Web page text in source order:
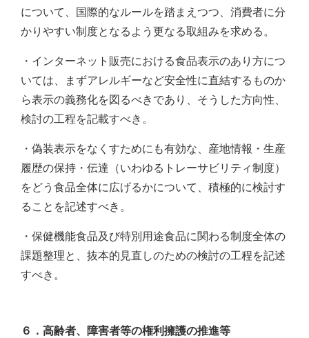
について、国際的なルールを踏まえつつ、消費者に分
かりやすい制度となるよう更なる取組みを求める。
・インターネット販売における食品表示のあり方につ
いては、まずアレルギーなど安全性に直結するものか
ら表示の義務化を図るべきであり、そうした方向性、
検討の工程を記載すべき。
・偽装表示をなくすためにも有効な、産地情報・生産
履歴の保持・伝達（いわゆるトレーサビリティ制度）
をどう食品全体に広げるかについて、積極的に検討す
ることを記述すべき。
・保健機能食品及び特別用途食品に関わる制度全体の
課題整理と、抜本的見直しのための検討の工程を記述
すべき。
６．高齢者、障害者等の権利擁護の推進等